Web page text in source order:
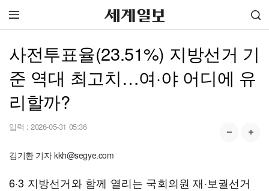
사전투표율(23.51%) 지방선거 기
준 역대 최고치…여·야 어디에 유
리할까?
입력 : 2026-05-31 05:36
김기환 기자 kkh@segye.com
6·3 지방선거와 함께 열리는 국회의원 재·보궐선거